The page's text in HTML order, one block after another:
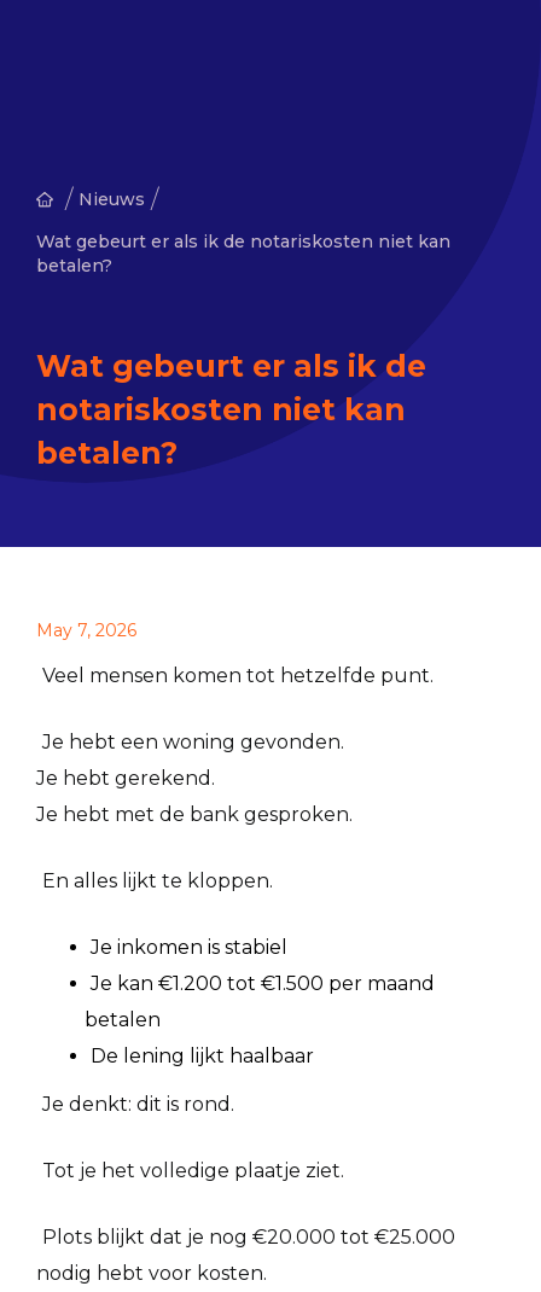
/ Nieuws /
Wat gebeurt er als ik de notariskosten niet kan
betalen?
Wat gebeurt er als ik de
notariskosten niet kan
betalen?
May 7, 2026
Veel mensen komen tot hetzelfde punt.
Je hebt een woning gevonden.
Je hebt gerekend.
Je hebt met de bank gesproken.
En alles lijkt te kloppen.
Je inkomen is stabiel
Je kan €1.200 tot €1.500 per maand
betalen
De lening lijkt haalbaar
Je denkt: dit is rond.
Tot je het volledige plaatje ziet.
Plots blijkt dat je nog €20.000 tot €25.000
nodig hebt voor kosten.